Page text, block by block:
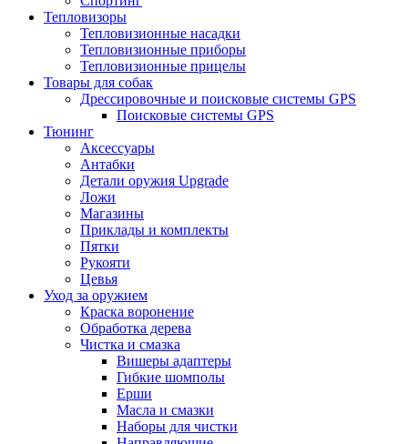
Тепловизоры
Тепловизионные насадки
Тепловизионные приборы
Тепловизионные прицелы
Товары для собак
Дрессировочные и поисковые системы GPS
Поисковые системы GPS
Тюнинг
Аксессуары
Антабки
Детали оружия Upgrade
Ложи
Магазины
Приклады и комплекты
Пятки
Рукояти
Цевья
Уход за оружием
Краска воронение
Обработка дерева
Чистка и смазка
Вишеры адаптеры
Гибкие шомполы
Ерши
Масла и смазки
Наборы для чистки